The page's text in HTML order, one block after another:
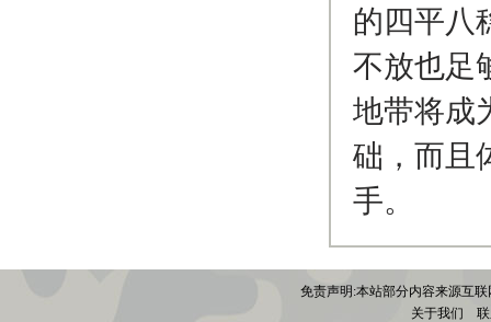
的四平八
不放也足
地带将成
础，而且
手。
免责声明:本站部分内容来源互
关于我们
联